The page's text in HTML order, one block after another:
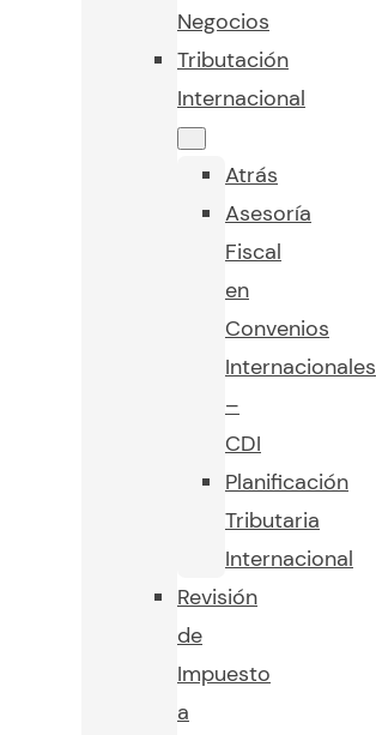
Negocios
Tributación
Internacional
Atrás
Asesoría
Fiscal
en
Convenios
Internacionales
–
CDI
Planificación
Tributaria
Internacional
Revisión
de
Impuesto
a